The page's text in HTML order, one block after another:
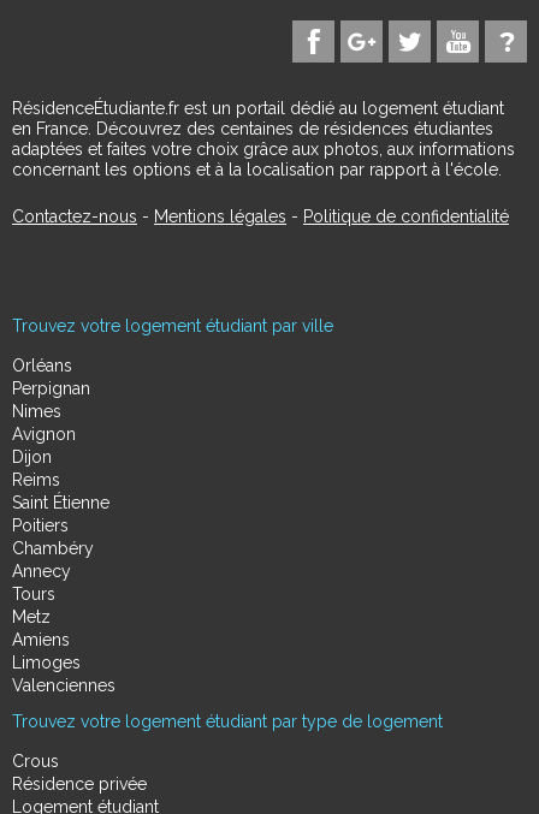
RésidenceÉtudiante.fr est un portail dédié au logement étudiant
en France. Découvrez des centaines de résidences étudiantes
adaptées et faites votre choix grâce aux photos, aux informations
concernant les options et à la localisation par rapport à l'école.
Contactez-nous - Mentions légales - Politique de confidentialité
Trouvez votre logement étudiant par ville
Orléans
Perpignan
Nimes
Avignon
Dijon
Reims
Saint Étienne
Poitiers
Chambéry
Annecy
Tours
Metz
Amiens
Limoges
Valenciennes
Trouvez votre logement étudiant par type de logement
Crous
Résidence privée
Logement étudiant